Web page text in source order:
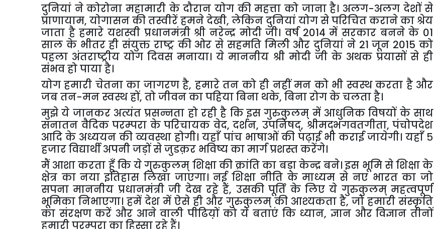
दुनियां ने कोरोना महामारी के दौरान योग की महत्ता को जाना है। अलग-अलग देशों से
प्राणायाम, योगासनकीतस्वीरेंहमनेदेखी, लेकिनदुनियांयोगसेपरिचितकरानेकाश्रेय
जाता है हमारे यशस्वी प्रधानमंत्री श्री नरेन्द्र मोदी जी। वर्ष 2014 में सरकार बनने के 01
साल के भीतर ही संयुक्त राष्ट्र की ओर से सहमति मिली और दुनियां ने21जून 2015 को
पहला अंतराष्ट्रीय योग दिवस मनाया। ये माननीय श्री मोदी जी के अथक प्रयासों से ही
संभवहोपायाहै।
योग हमारी चेतना का जागरण है, हमारे तन को ही नहीं मन को भी स्वस्थ करता है और
जबतन-मनस्वस्थहों, तोजीवनकापहियाबिना थके, बिनारोगकेचलताहै।
मुझे ये जानकर अत्यंत प्रसन्नता हो रही है कि इस गुरुकुलम् में आधुनिक विषयों के साथ
सनातन वैदिक परम्परा के परिचायक वेद,दर्शन, उपनिषद्, श्रीमद्भगवतगीता,पंचोपदेश
आदि के अध्ययन की व्यवस्था होगी। यहाँ पांच भाषाओं की पढ़ाई भी कराई जायेगी। यहाँ ५
हजारविद्यार्थी अपनीजड़ोंसेजुडक़र भविष्यकामार्गप्रशस्तकरेंगे।
मैं आशाकरता हूँकियेगुरुकुलम् शिक्षाकीक्रांतिका बड़ाकेन्द्रबने। इस भूमिसेशिक्षाके
क्षेत्र का नया इतिहास लिखा जाएगा। नई शिक्षा नीति के माध्यम से नए भारत का जो
सपना माननीय प्रधानमंत्री जी देख रहे हैं, उसकी पूर्ति के लिए ये गुरुकुलम् महत्वपूर्ण
भूमिका निभाएगा। हमें देश में ऐसे ही और गुरुकुलम् की आश्यकता है, जो हमारी संस्कृति
का संरक्षण करें और आने वाली पीढिय़ों को ये बताएं कि ध्यान,ज्ञान और विज्ञान तीनों
हमारीपरम्पराकाहिस्सारहेहैं।